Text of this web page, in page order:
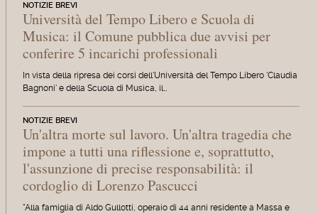
NOTIZIE BREVI
Università del Tempo Libero e Scuola di
Musica: il Comune pubblica due avvisi per
conferire 5 incarichi professionali
In vista della ripresa dei corsi dell'Università del Tempo Libero 'Claudia
Bagnoni' e della Scuola di Musica, il…
NOTIZIE BREVI
Un'altra morte sul lavoro. Un'altra tragedia che
impone a tutti una riflessione e, soprattutto,
l'assunzione di precise responsabilità: il
cordoglio di Lorenzo Pascucci
"Alla famiglia di Aldo Gullotti, operaio di 44 anni residente a Massa e